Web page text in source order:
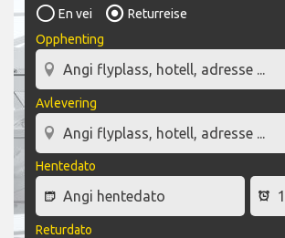
En vei
Returreise
Opphenting
Avlevering
Hentedato
Returdato